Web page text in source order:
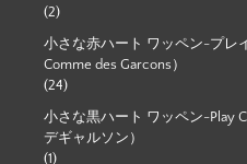
(2)
小さな赤ハート ワッペン-プレ
Comme des Garcons）
(24)
小さな黒ハート ワッペン-Play
デギャルソン）
(1)